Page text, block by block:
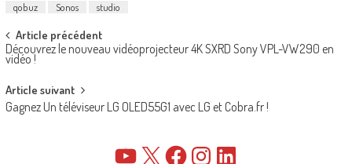
qobuz
Sonos studio
Post
navigation
Article précédent
Découvrez le nouveau vidéoprojecteur 4K SXRD Sony VPL-VW290 en
vidéo !
Article suivant
Gagnez Un téléviseur LG OLED55G1 avec LG et Cobra.fr !
YouTube FacebookInstagramLinkedIn